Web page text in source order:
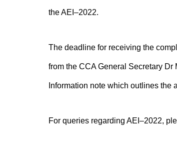
the AEI–2022.
The deadline for receiving the
from the CCA General Secretary
Information note which outlines the
For queries regarding AEI–2022,